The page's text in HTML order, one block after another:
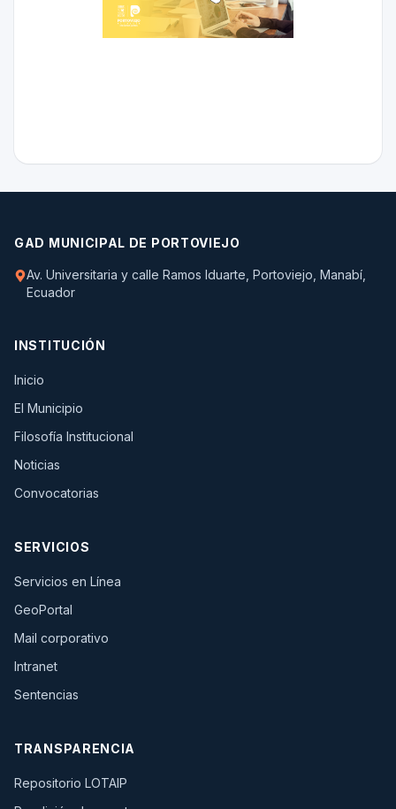
GAD MUNICIPAL DE PORTOVIEJO
Av. Universitaria y calle Ramos Iduarte, Portoviejo, Manabí,
Ecuador
INSTITUCIÓN
Inicio
El Municipio
Filosofía Institucional
Noticias
Convocatorias
SERVICIOS
Servicios en Línea
GeoPortal
Mail corporativo
Intranet(se abre en una pestaña nueva)
Sentencias
TRANSPARENCIA
Repositorio LOTAIP